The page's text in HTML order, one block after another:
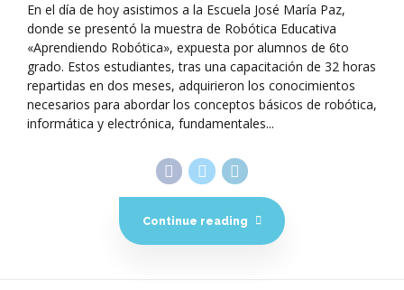
En el día de hoy asistimos a la Escuela José María Paz,
donde se presentó la muestra de Robótica Educativa
«Aprendiendo Robótica», expuesta por alumnos de 6to
grado. Estos estudiantes, tras una capacitación de 32 horas
repartidas en dos meses, adquirieron los conocimientos
necesarios para abordar los conceptos básicos de robótica,
informática y electrónica, fundamentales...
Continue reading